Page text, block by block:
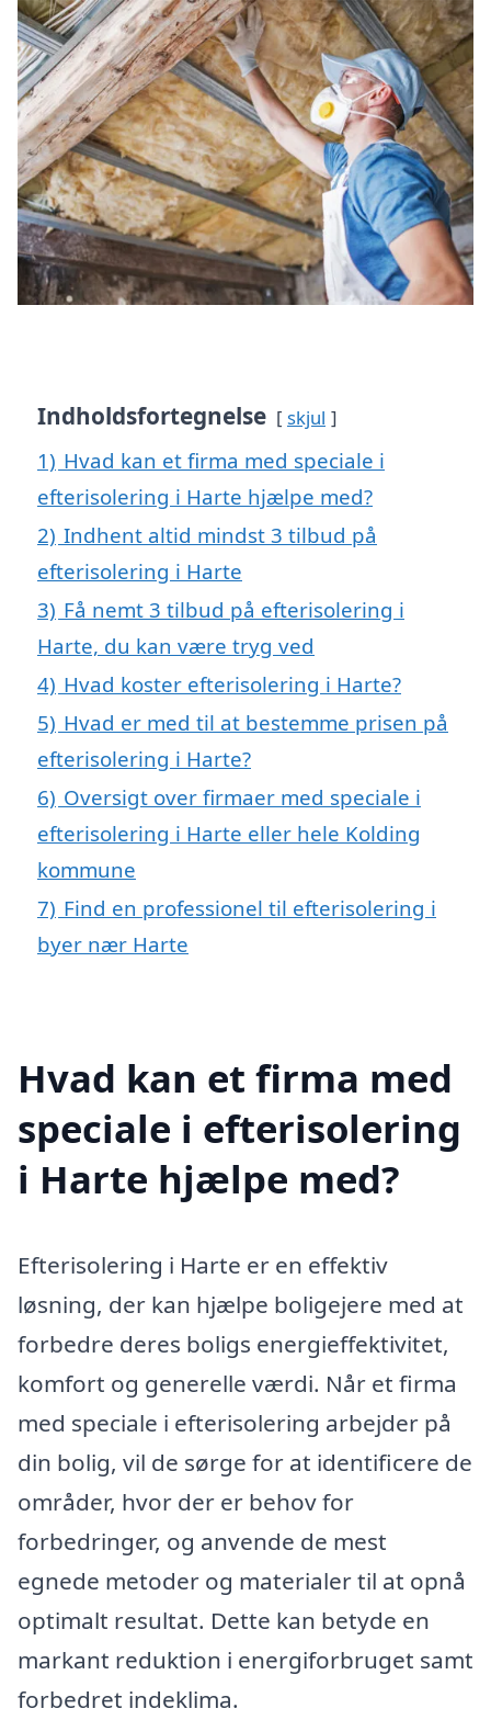
Indholdsfortegnelse skjul
1) Hvad kan et firma med speciale i
efterisolering i Harte hjælpe med?
2) Indhent altid mindst 3 tilbud på
efterisolering i Harte
3) Få nemt 3 tilbud på efterisolering i
Harte, du kan være tryg ved
4) Hvad koster efterisolering i Harte?
5) Hvad er med til at bestemme prisen på
efterisolering i Harte?
6) Oversigt over firmaer med speciale i
efterisolering i Harte eller hele Kolding
kommune
7) Find en professionel til efterisolering i
byer nær Harte
Hvad kan et firma med
speciale i efterisolering
i Harte hjælpe med?
Efterisolering i Harte er en effektiv
løsning, der kan hjælpe boligejere med at
forbedre deres boligs energieffektivitet,
komfort og generelle værdi. Når et firma
med speciale i efterisolering arbejder på
din bolig, vil de sørge for at identificere de
områder, hvor der er behov for
forbedringer, og anvende de mest
egnede metoder og materialer til at opnå
optimalt resultat. Dette kan betyde en
markant reduktion i energiforbruget samt
forbedret indeklima.